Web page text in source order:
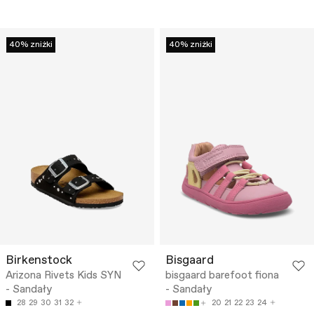
40% zniżki
Birkenstock
Arizona Rivets Kids SYN
- Sandały
28 29 30 31 32
40% zniżki
Bisgaard
bisgaard barefoot fiona
- Sandały
20 21 22 23 24